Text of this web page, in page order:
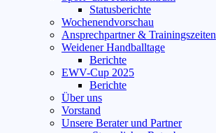
Statusberichte
Wochenendvorschau
Ansprechpartner & Trainingszeiten
Weidener Handballtage
Berichte
EWV-Cup 2025
Berichte
Über uns
Vorstand
Unsere Berater und Partner